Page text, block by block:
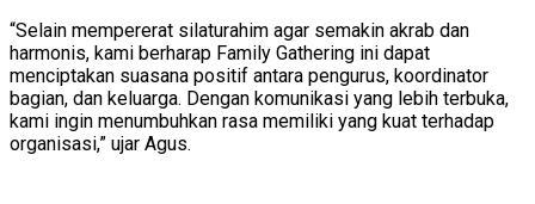
“Selain mempererat silaturahim agar semakin akrab dan
harmonis, kami berharap Family Gathering ini dapat
menciptakan suasana positif antara pengurus, koordinator
bagian, dan keluarga. Dengan komunikasi yang lebih terbuka,
kami ingin menumbuhkan rasa memiliki yang kuat terhadap
organisasi,” ujar Agus.